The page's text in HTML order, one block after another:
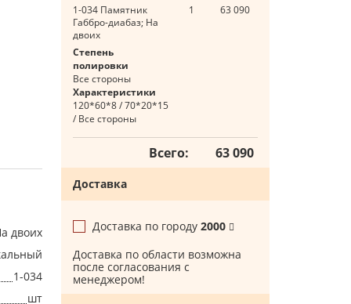
двоих
1-034
шт
1-034 Памятник
Габбро-диабаз; На
двоих
1 63 090
Степень
полировки
Все стороны
Характеристики
120*60*8 / 70*20*15
/ Все стороны
Всего: 63 090
Доставка
Доставка по городу 2000
Доставка по области возможна
после согласования с
менеджером!